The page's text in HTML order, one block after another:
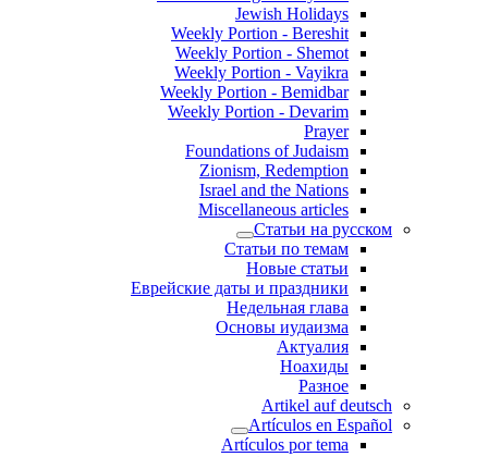
Jewish Holidays
Weekly Portion - Bereshit
Weekly Portion - Shemot
Weekly Portion - Vayikra
Weekly Portion - Bemidbar
Weekly Portion - Devarim
Prayer
Foundations of Judaism
Zionism, Redemption
Israel and the Nations
Miscellaneous articles
Статьи на русском
Статьи по темам
Новые статьи
Еврейские даты и праздники
Недельная глава
Основы иудаизма
Актуалия
Ноахиды
Разное
Artikel auf deutsch
Artículos en Español
Artículos por tema